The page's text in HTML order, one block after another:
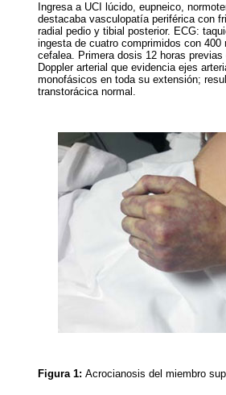
Ingresa a UCI lúcido, eupneico,
destacaba vasculopatía periférica con
radial pedio y tibial posterior. ECG:
ingesta de cuatro comprimidos con
cefalea. Primera dosis 12 horas
Doppler arterial que evidencia ejes
monofásicos en toda su extensión;
transtorácica normal.
Figura 1: Acrocianosis del miembro